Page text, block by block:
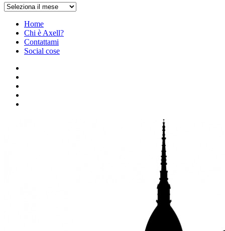
Pensieri
passatoHome
Chi è Axell?
Contattami
Social cose